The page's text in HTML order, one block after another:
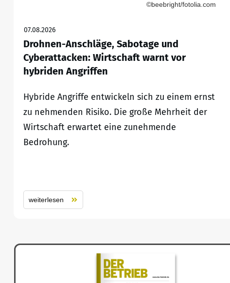
©beebright/fotolia.com
07.08.2026
Drohnen-Anschläge, Sabotage und
Cyberattacken: Wirtschaft warnt vor
hybriden Angriffen
Hybride Angriffe entwickeln sich zu einem ernst
zu nehmenden Risiko. Die große Mehrheit der
Wirtschaft erwartet eine zunehmende
Bedrohung.
weiterlesen